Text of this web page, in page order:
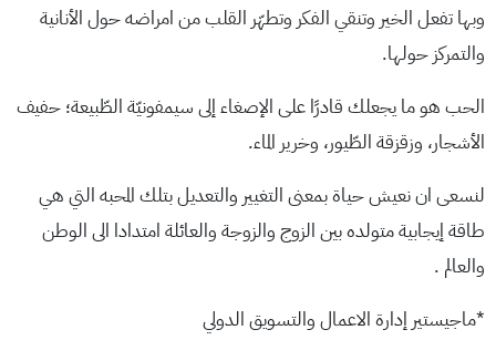
وبها تفعل الخير وتنقي الفكر وتطهّر القلب من امراضه حول الأنانية
والتمركز حولها.
الحب هو ما يجعلك قادرًا على الإصغاء إلى سيمفونيّة الطّبيعة؛ حفيف
الأشجار، وزقزقة الطّيور، وخرير الماء.
لنسعى ان نعيش حياة بمعنى التغيير والتعديل بتلك المحبه التي هي
طاقة إيجابية متولده بين الزوج والزوجة والعائلة امتدادا الى الوطن
والعالم .
*ماجيستير إدارة الاعمال والتسويق الدولي